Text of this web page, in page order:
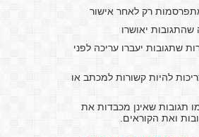
רק לאחר אישור
יאושרו
שתגובות יעברו עריכה לפני
להיות קשורות למכתב או
תגובות שאינן מכבדות את
ואת הקוראים.